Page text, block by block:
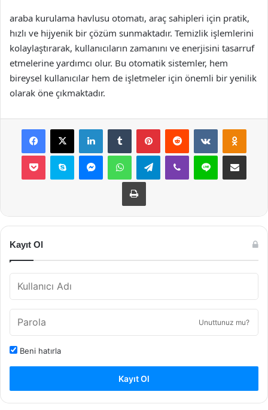
araba kurulama havlusu otomatı, araç sahipleri için pratik,
hızlı ve hijyenik bir çözüm sunmaktadır. Temizlik işlemlerini
kolaylaştırarak, kullanıcıların zamanını ve enerjisini tasarruf
etmelerine yardımcı olur. Bu otomatik sistemler, hem
bireysel kullanıcılar hem de işletmeler için önemli bir yenilik
olarak öne çıkmaktadır.
Facebook
X LinkedInTumblr PinterestReddit VKontakte
Pocket Skype MessengerWhatsAppTelegramViber Line E-Posta ile
Yazdır
Kayıt Ol
Unuttunuz mu?
Beni hatırla
Kayıt Ol